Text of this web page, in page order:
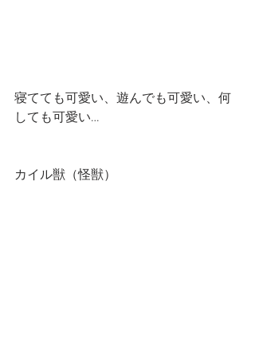
寝てても可愛い、遊んでも可愛い、何
しても可愛い…
カイル獣（怪獣）